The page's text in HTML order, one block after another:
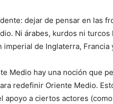
dejar de pensar en las
Ni árabes, kurdos ni turcos
de Inglaterra, Francia
Medio hay una noción que
redefinir Oriente Medio.
apoyo a ciertos actores